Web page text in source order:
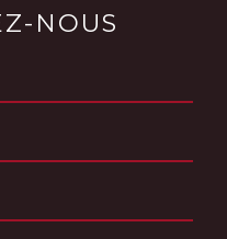
NOUS